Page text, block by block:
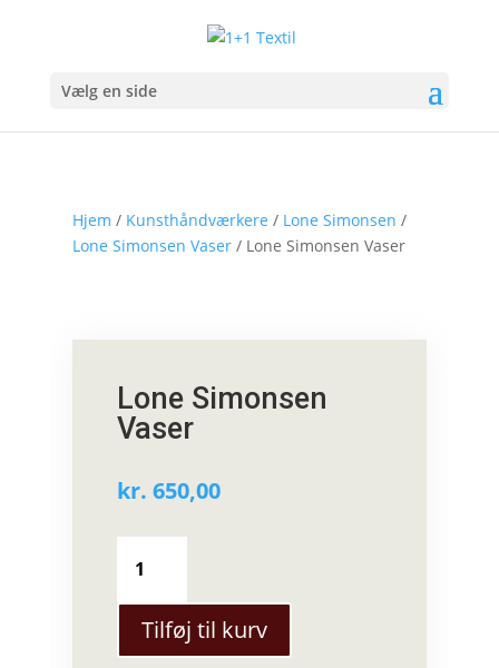
Vælg en side
Hjem / Kunsthåndværkere / Lone Simonsen /
Lone Simonsen Vaser/ Lone Simonsen Vaser
Lone Simonsen
Vaser
kr. 650,00
Simonsen
Vaser
antalTilføj til kurv